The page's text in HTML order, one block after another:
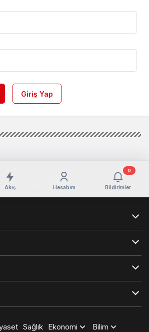
Giriş Yap
Akış Hesabım Bildirimler
0
Sağlık Ekonomi Bilim